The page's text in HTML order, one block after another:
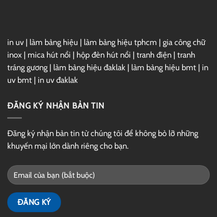
in uv | làm bảng hiệu | làm bảng hiệu tphcm | gia công chữ
inox | mica hút nổi | hộp đèn hút nổi | tranh điện | tranh
tráng gương | làm bảng hiệu đaklak | làm bảng hiệu bmt | in
uv bmt | in uv đaklak
ĐĂNG KÝ NHẬN BẢN TIN
Đăng ký nhận bản tin từ chúng tôi để không bỏ lỡ những
khuyến mại lớn dành riêng cho bạn.